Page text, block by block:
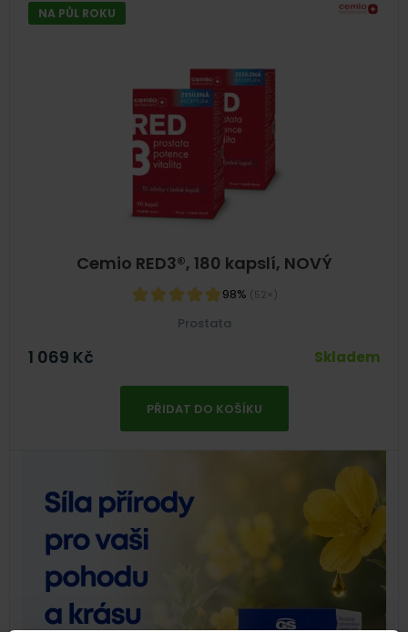
Cemio RED3®, 180 kapslí, NOVÝ
98% (52×)
NA PŮL ROKU
Prostata
1 069 Kč Skladem
PŘIDAT DO KOŠÍKU